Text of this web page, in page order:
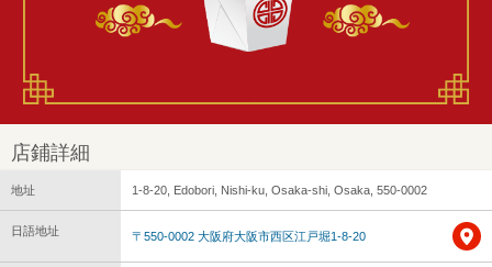
店鋪詳細
地址 1-8-20, Edobori, Nishi-ku, Osaka-shi, Osaka, 550-0002
日語地址 〒550-0002 大阪府大阪市西区江戸堀1-8-20